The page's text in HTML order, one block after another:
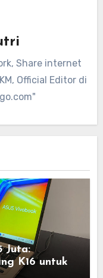
Share internet
Official Editor di
Juta:
K16 untuk